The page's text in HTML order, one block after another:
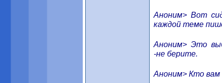
Аноним> Вот
каждой теме
Аноним> Это
-не берите.
Аноним> Кто вам